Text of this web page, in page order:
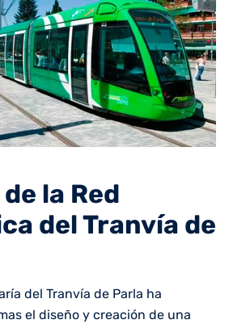
la Red
del Tranvía de
del Tranvía de Parla ha
el diseño y creación de una